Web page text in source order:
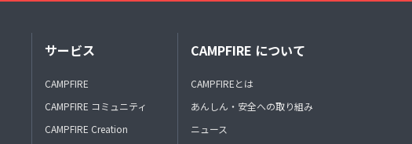
サービス
CAMPFIRE
CAMPFIRE コミュニティ
CAMPFIRE Creation
CAMPFIRE について
CAMPFIREとは
あんしん・安全への取り組み
ニュース